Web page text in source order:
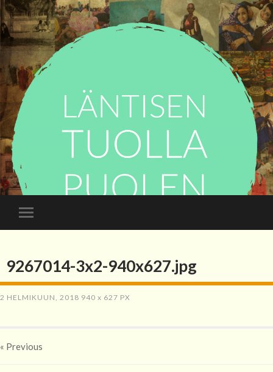
9267014-3x2-940x627.jpg
2 HELMIKUUN, 2018 940 x 627 PX
« Previous